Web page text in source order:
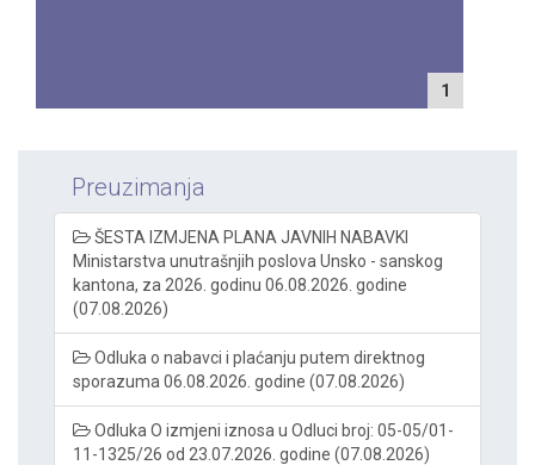
1
Preuzimanja
ŠESTA IZMJENA PLANA JAVNIH NABAVKI
Ministarstva unutrašnjih poslova Unsko - sanskog
kantona, za 2026. godinu 06.08.2026. godine
(07.08.2026)
Odluka o nabavci i plaćanju putem direktnog
sporazuma 06.08.2026. godine (07.08.2026)
Odluka O izmjeni iznosa u Odluci broj: 05-05/01-
11-1325/26 od 23.07.2026. godine (07.08.2026)